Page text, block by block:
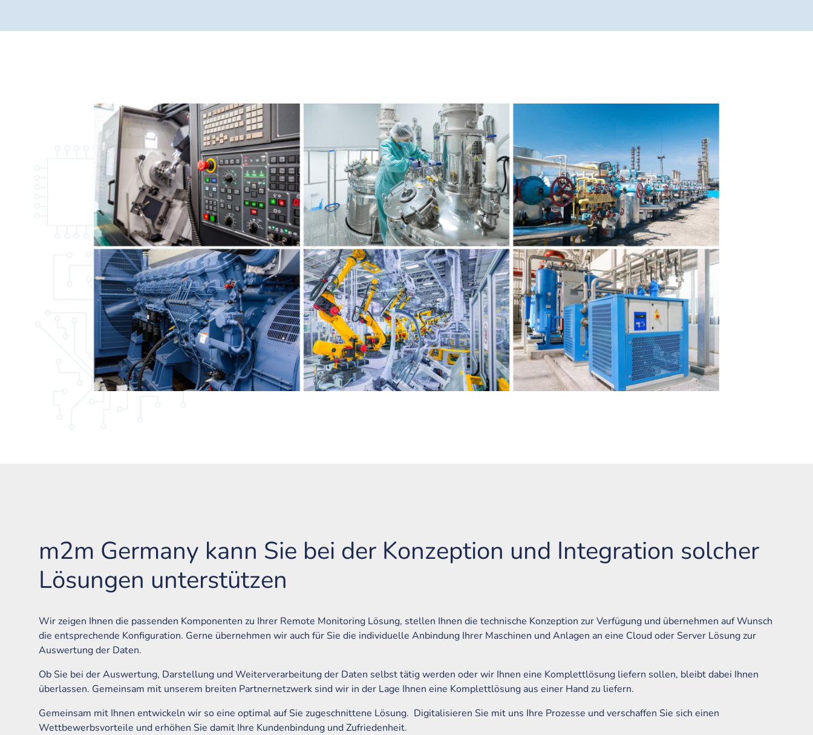
m2m Germany kann Sie bei der Konzeption und Integration solcher
Lösungen unterstützen
Wir zeigen Ihnen die passenden Komponenten zu Ihrer Remote Monitoring Lösung, stellen Ihnen die technische Konzeption zur Verfügung und übernehmen auf Wunsch
die entsprechende Konfiguration. Gerne übernehmen wir auch für Sie die individuelle Anbindung Ihrer Maschinen und Anlagen an eine Cloud oder Server Lösung zur
Auswertung der Daten.
Ob Sie bei der Auswertung, Darstellung und Weiterverarbeitung der Daten selbst tätig werden oder wir Ihnen eine Komplettlösung liefern sollen, bleibt dabei Ihnen
überlassen. Gemeinsam mit unserem breiten Partnernetzwerk sind wir in der Lage Ihnen eine Komplettlösung aus einer Hand zu liefern.
Gemeinsam mit Ihnen entwickeln wir so eine optimal auf Sie zugeschnittene Lösung. Digitalisieren Sie mit uns Ihre Prozesse und verschaffen Sie sich einen
Wettbewerbsvorteile und erhöhen Sie damit Ihre Kundenbindung und Zufriedenheit.